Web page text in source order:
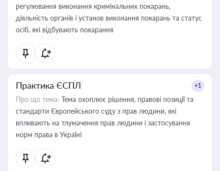
регулювання виконання кримінальних покарань,
діяльність органів і установ виконання покарань та статус
осіб, які відбувають покарання
Практика ЄСПЛ +1
Про що тема: Тема охоплює рішення, правові позиції та
стандарти Європейського суду з прав людини, які
впливають на тлумачення прав людини і застосування
норм права в Україні